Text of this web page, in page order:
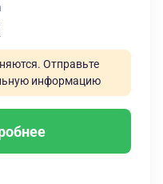
Отправьте
информацию